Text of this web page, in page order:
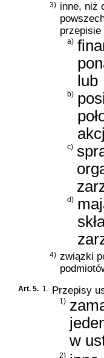
3) inne, niż
a)
lub
b)
c)
d)
4) związki
Art. 5. 1. Przepisy
1)
w
2)